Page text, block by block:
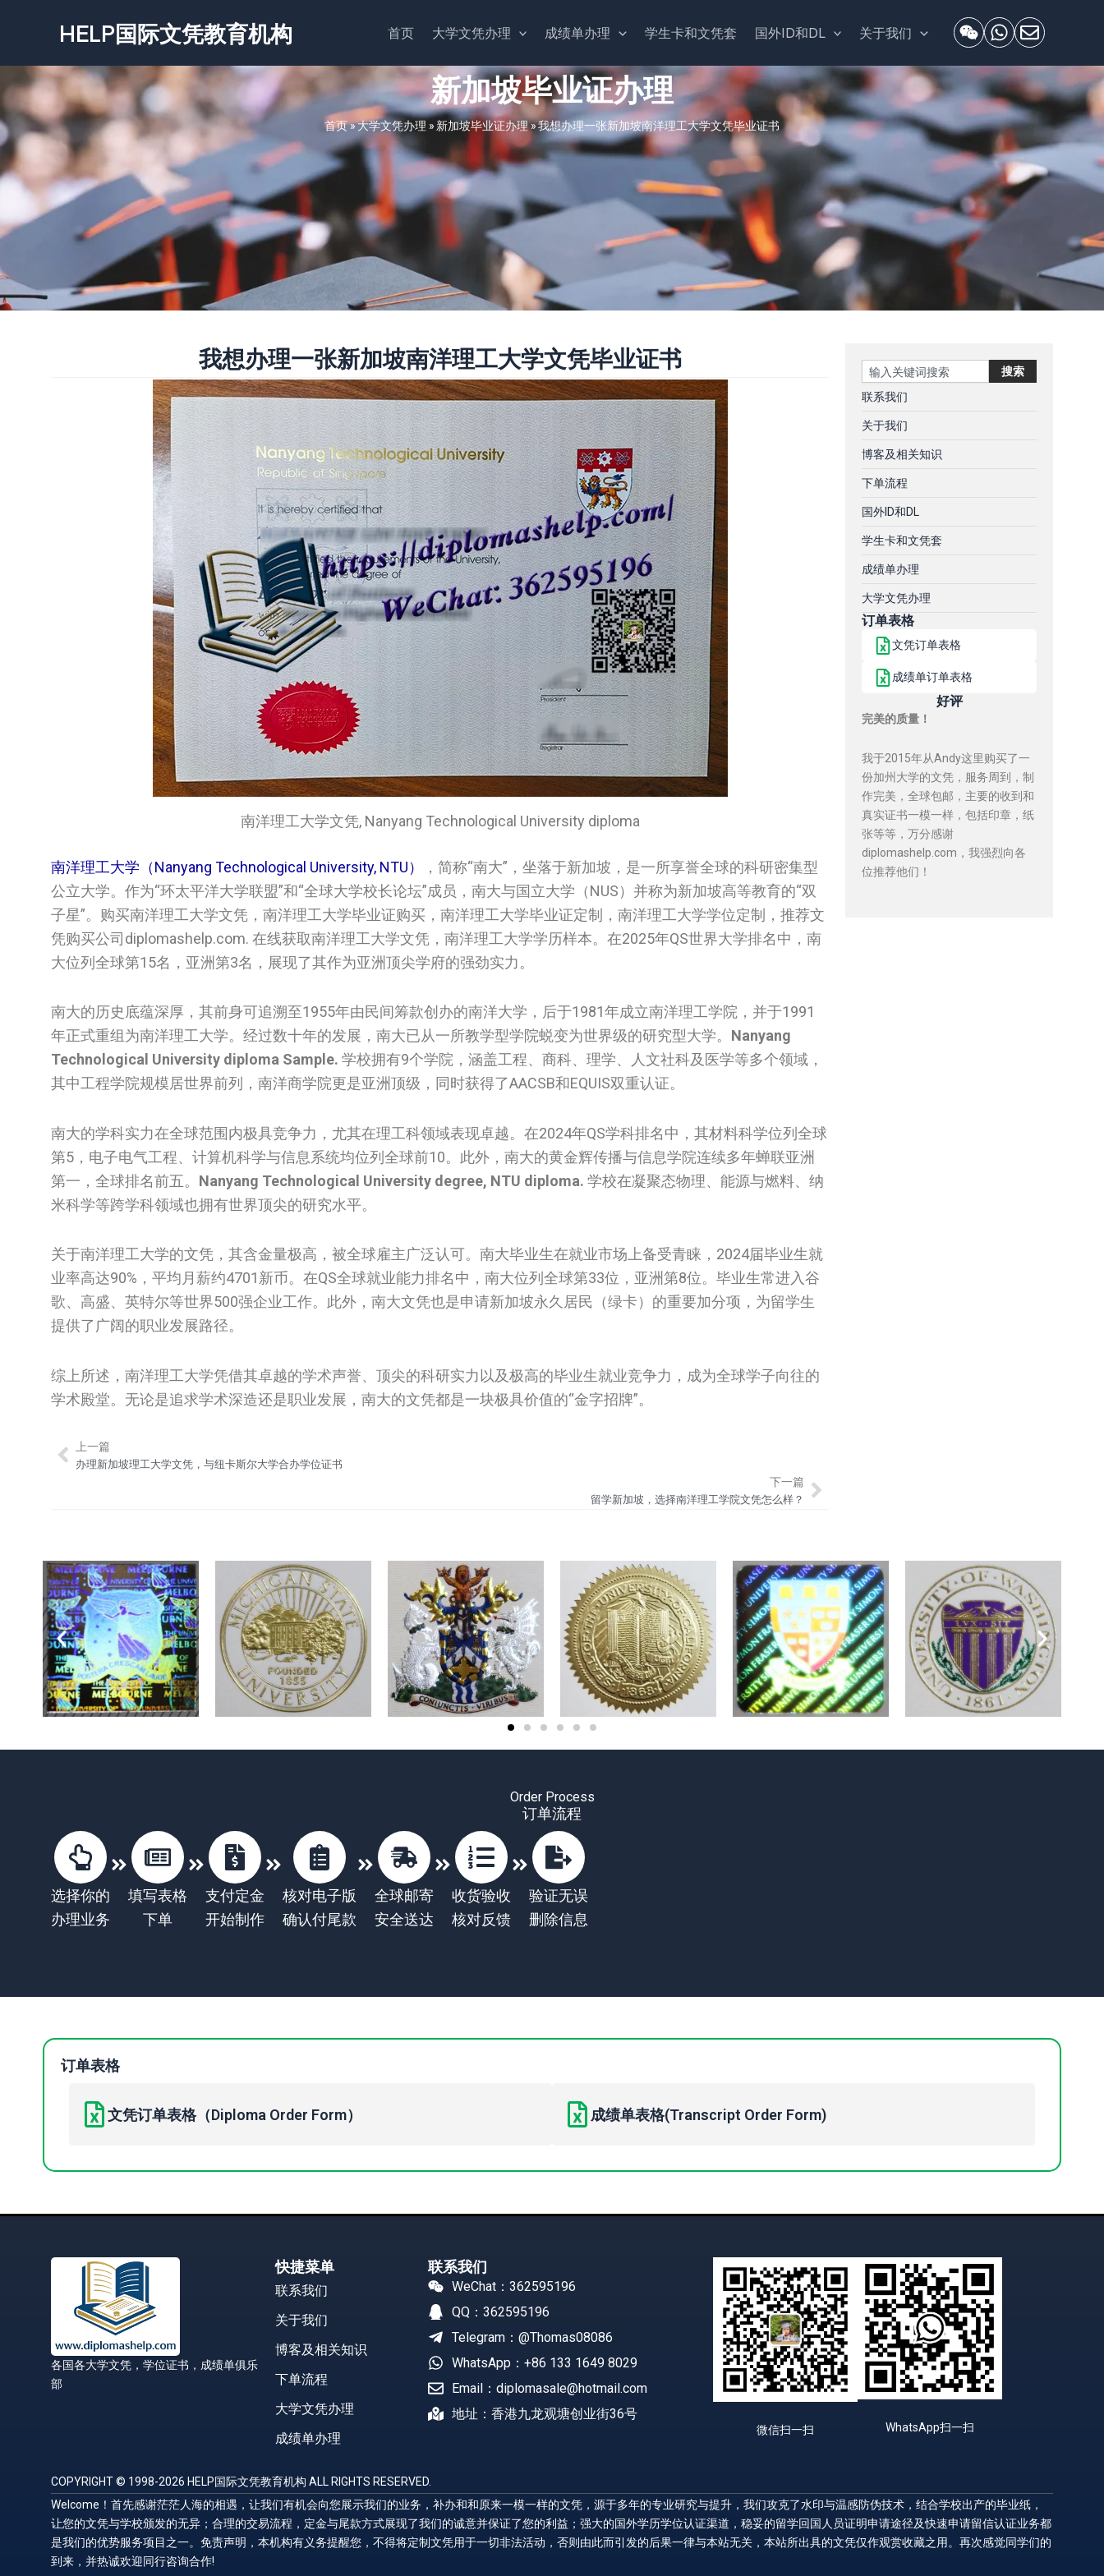
容
HELP国际文凭教育机构 首页 大学文凭办理 成绩单办理 学生卡和文凭套 国外ID和DL 关于我们
新加坡毕业证办理
首页»大学文凭办理 » 新加坡毕业证办理»我想办理一张新加坡南洋理工大学文凭毕业证书
我想办理一张新加坡南洋理工大学文凭毕业证书
南洋理工大学文凭, Nanyang Technological University diploma
南洋理工大学（Nanyang Technological University, NTU）
，简称“南大”，坐落于新加坡，是一所享誉全球的科研密集型
公立大学。作为“环太平洋大学联盟”和“全球大学校长论坛”成员，南大与国立大学（NUS）并称为新加坡高等教育的“双
子星”。购买南洋理工大学文凭，南洋理工大学毕业证购买，南洋理工大学毕业证定制，南洋理工大学学位定制，推荐文
凭购买公司diplomashelp.com. 在线获取南洋理工大学文凭，南洋理工大学学历样本。在2025年QS世界大学排名中，南
大位列全球第15名，亚洲第3名，展现了其作为亚洲顶尖学府的强劲实力。
南大的历史底蕴深厚，其前身可追溯至1955年由民间筹款创办的南洋大学，后于1981年成立南洋理工学院，并于1991
年正式重组为南洋理工大学。经过数十年的发展，南大已从一所教学型学院蜕变为世界级的研究型大学。 Nanyang
Technological University diploma Sample. 学校拥有9个学院，涵盖工程、商科、理学、人文社科及医学等多个领域，
其中工程学院规模居世界前列，南洋商学院更是亚洲顶级，同时获得了AACSB和EQUIS双重认证。
南大的学科实力在全球范围内极具竞争力，尤其在理工科领域表现卓越。在2024年QS学科排名中，其材料科学位列全球
第5，电子电气工程、计算机科学与信息系统均位列全球前10。此外，南大的黄金辉传播与信息学院连续多年蝉联亚洲
第一，全球排名前五。 Nanyang Technological University degree, NTU diploma. 学校在凝聚态物理、能源与燃料、纳
米科学等跨学科领域也拥有世界顶尖的研究水平。
关于南洋理工大学的文凭，其含金量极高，被全球雇主广泛认可。南大毕业生在就业市场上备受青睐，2024届毕业生就
业率高达90%，平均月薪约4701新币。在QS全球就业能力排名中，南大位列全球第33位，亚洲第8位。毕业生常进入谷
歌、高盛、英特尔等世界500强企业工作。此外，南大文凭也是申请新加坡永久居民（绿卡）的重要加分项，为留学生
提供了广阔的职业发展路径。
综上所述，南洋理工大学凭借其卓越的学术声誉、顶尖的科研实力以及极高的毕业生就业竞争力，成为全球学子向往的
学术殿堂。无论是追求学术深造还是职业发展，南大的文凭都是一块极具价值的“金字招牌”。
Prev
上一篇
办理新加坡理工大学文凭，与纽卡斯尔大学合办学位证书
下一篇
留学新加坡，选择南洋理工学院文凭怎么样？
Search 搜索
联系我们
关于我们
博客及相关知识
下单流程
国外ID和DL
学生卡和文凭套
成绩单办理
大学文凭办理
订单表格
文凭订单表格
成绩单订单表格
好评
完美的质量！
我于2015年从Andy这里购买了一
份加州大学的文凭，服务周到，制
作完美，全球包邮，主要的收到和
真实证书一模一样，包括印章，纸
张等等，万分感谢
diplomashelp.com，我强烈向各
位推荐他们！
Order Process
订单流程
选择你的
办理业务
填写表格
下单
支付定金
开始制作
核对电子版
确认付尾款
全球邮寄
安全送达
收货验收
核对反馈
验证无误
删除信息
订单表格
文凭订单表格（Diploma Order Form） 成绩单表格(Transcript Order Form)
各国各大学文凭，学位证书，成绩单俱乐
部
快捷菜单
联系我们
关于我们
博客及相关知识
下单流程
大学文凭办理
成绩单办理
联系我们
WeChat：362595196
QQ：362595196
Telegram：@Thomas08086
WhatsApp：+86 133 1649 8029
Email：diplomasale@hotmail.com
地址：香港九龙观塘创业街36号
微信扫一扫 WhatsApp扫一扫
COPYRIGHT © 1998-2026 HELP国际文凭教育机构 ALL RIGHTS RESERVED.
Welcome！首先感谢茫茫人海的相遇，让我们有机会向您展示我们的业务，补办和和原来一模一样的文凭，源于多年的专业研究与提升，我们攻克了水印与温感防伪技术，结合学校出产的毕业纸，
让您的文凭与学校颁发的无异；合理的交易流程，定金与尾款方式展现了我们的诚意并保证了您的利益；强大的国外学历学位认证渠道，稳妥的留学回国人员证明申请途径及快速申请留信认证业务都
是我们的优势服务项目之一。免责声明，本机构有义务提醒您，不得将定制文凭用于一切非法活动，否则由此而引发的后果一律与本站无关，本站所出具的文凭仅作观赏收藏之用。再次感觉同学们的
到来，并热诚欢迎同行咨询合作!